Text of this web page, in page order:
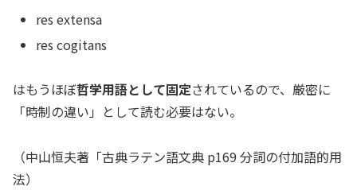
res extensa
res cogitans
はもうほぼ哲学用語として固定されているので、厳密に
「時制の違い」として読む必要はない。
（中山恒夫著「古典ラテン語文典 p169 分詞の付加語的用
法）